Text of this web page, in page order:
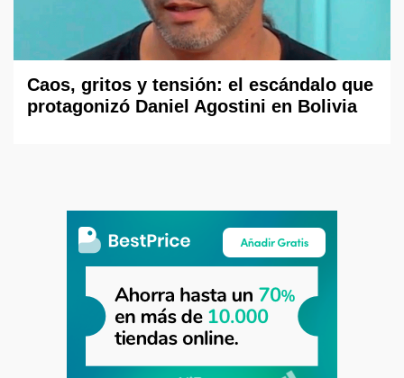
Caos, gritos y tensión: el escándalo que
protagonizó Daniel Agostini en Bolivia